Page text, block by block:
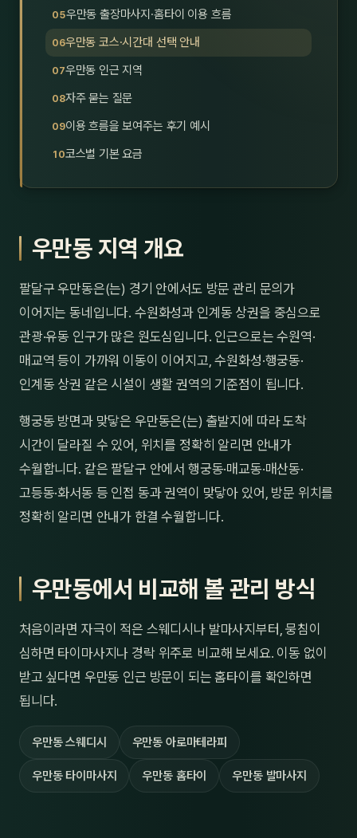
울산
24
우만동 출장마사지·홈타이 이용 흐름
우만동 코스·시간대 선택 안내
우만동 인근 지역
자주 묻는 질문
이용 흐름을 보여주는 후기 예시
코스별 기본 요금
우만동 지역 개요
팔달구 우만동은(는) 경기 안에서도 방문 관리 문의가
이어지는 동네입니다. 수원화성과 인계동 상권을 중심으로
관광·유동 인구가 많은 원도심입니다. 인근으로는 수원역·
매교역 등이 가까워 이동이 이어지고, 수원화성·행궁동·
인계동 상권 같은 시설이 생활 권역의 기준점이 됩니다.
행궁동 방면과 맞닿은 우만동은(는) 출발지에 따라 도착
시간이 달라질 수 있어, 위치를 정확히 알리면 안내가
수월합니다. 같은 팔달구 안에서 행궁동·매교동·매산동·
고등동·화서동 등 인접 동과 권역이 맞닿아 있어, 방문 위치를
정확히 알리면 안내가 한결 수월합니다.
우만동에서 비교해 볼 관리 방식
처음이라면 자극이 적은 스웨디시나 발마사지부터, 뭉침이
심하면 타이마사지나 경락 위주로 비교해 보세요. 이동 없이
받고 싶다면 우만동 인근 방문이 되는 홈타이를 확인하면
됩니다.
우만동 스웨디시 우만동 아로마테라피
우만동 타이마사지 우만동 홈타이 우만동 발마사지